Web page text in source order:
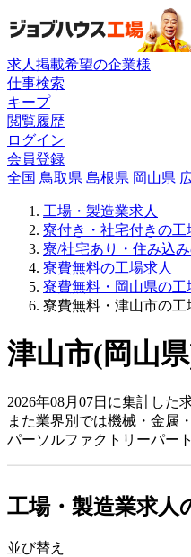
求人掲載希望の企業様
仕事検索
キープ
閲覧履歴
ログイン
会員登録
全国 鳥取県 島根県 岡山県
工場・製造業求人
寮付き・社宅付きの工
寮/社宅あり・住み込
寮費無料の工場求人
寮費無料・岡山県の工
寮費無料・津山市の工
津山市(岡山
2026年08月07日に集計した
また業界別では機械・金属
パーソルファクトリーパー
工場・製造業求人
並び替え